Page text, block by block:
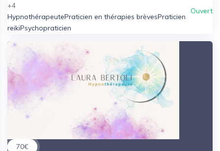
+4
HypnothérapeutePraticien en thérapies brèvesPraticien
reikiPsychopraticien
Ouvert
70€